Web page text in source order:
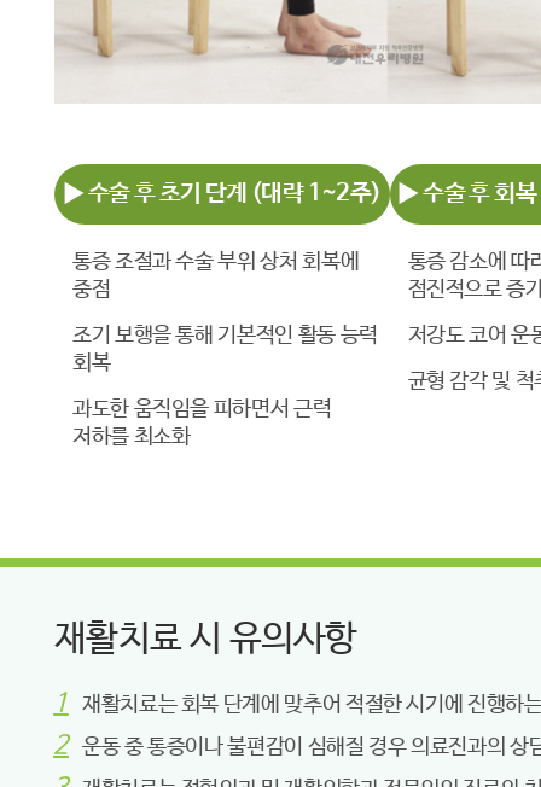
▶ 수술 후 초기 단계 (대략 1~2주)
통증 조절과 수술 부위 상처 회복에
중점
조기 보행을 통해 기본적인 활동 능력
회복
과도한 움직임을 피하면서 근력
저하를 최소화
▶ 수술 후 회
통증 감소에 따
점진적으로 증
저강도 코어 운
균형 감각 및
재활치료 시 유의사항
재활치료는 회복 단계에 맞추어 적절한 시기에 진행하
운동 중 통증이나 불편감이 심해질 경우 의료진과의 상